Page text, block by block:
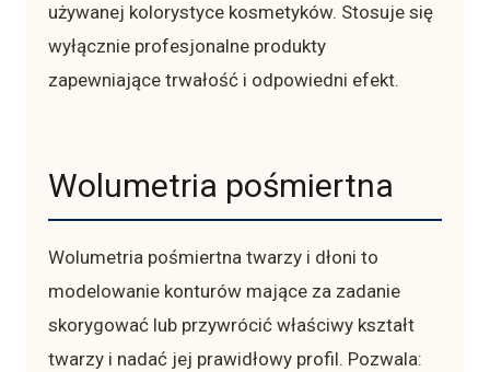
używanej kolorystyce kosmetyków. Stosuje się
wyłącznie profesjonalne produkty
zapewniające trwałość i odpowiedni efekt.
Wolumetria pośmiertna
Wolumetria pośmiertna twarzy i dłoni to
modelowanie konturów mające za zadanie
skorygować lub przywrócić właściwy kształt
twarzy i nadać jej prawidłowy profil. Pozwala: